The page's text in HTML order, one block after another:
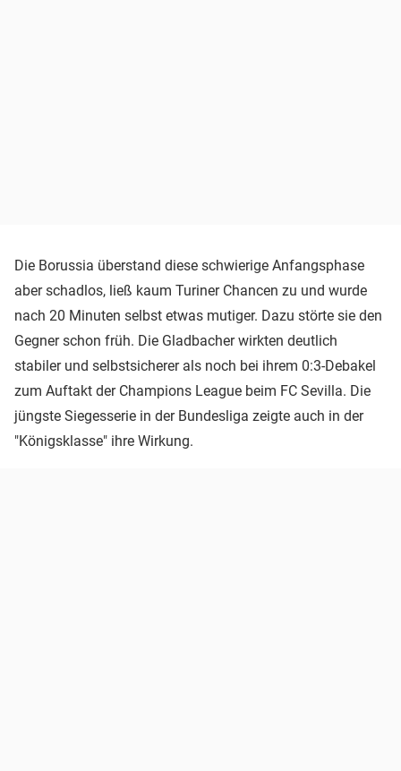
Die Borussia überstand diese schwierige Anfangsphase
aber schadlos, ließ kaum Turiner Chancen zu und wurde
nach 20 Minuten selbst etwas mutiger. Dazu störte sie den
Gegner schon früh. Die Gladbacher wirkten deutlich
stabiler und selbstsicherer als noch bei ihrem 0:3-Debakel
zum Auftakt der Champions League beim FC Sevilla. Die
jüngste Siegesserie in der Bundesliga zeigte auch in der
"Königsklasse" ihre Wirkung.